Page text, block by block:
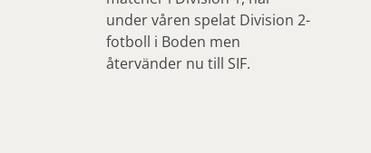
under våren spelat Division 2-
fotboll i Boden men
återvänder nu till SIF.